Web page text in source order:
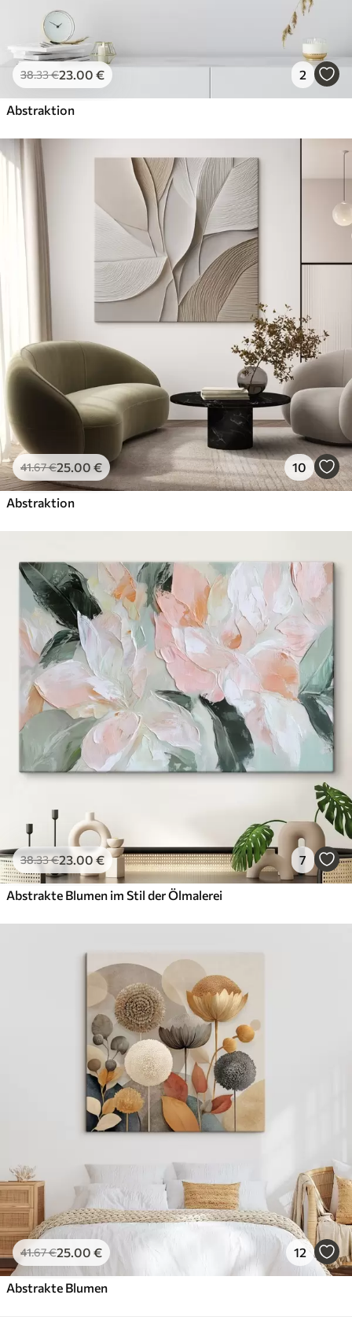
38.33€23.00 € 2
Abstraktion
41.67€25.00 € 10
Abstraktion
38.33€23.00 € 7
Abstrakte Blumen im Stil der Ölmalerei
41.67€25.00 € 12
Abstrakte Blumen